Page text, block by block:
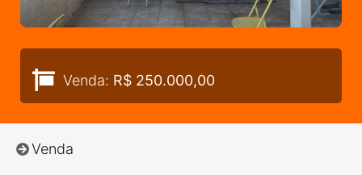
Venda: R$ 250.000,00
Venda